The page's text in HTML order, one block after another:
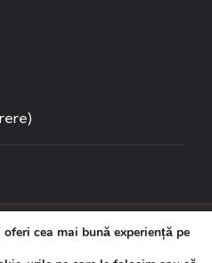
de Marketing online
cea mai bună experiență pe